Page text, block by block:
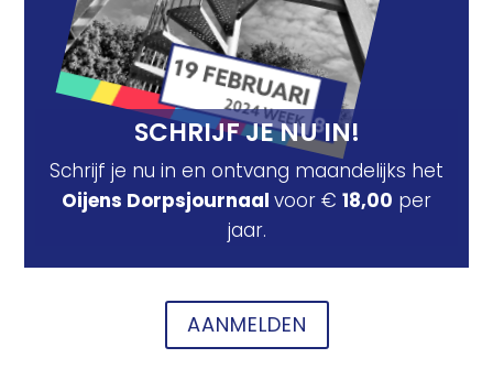
SCHRIJF JE NU IN!
Schrijf je nu in en ontvang maandelijks het
Oijens Dorpsjournaal voor € 18,00 per
jaar.
AANMELDEN